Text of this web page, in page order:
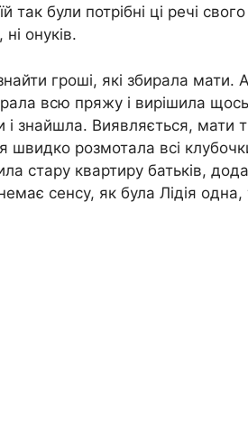
так були потрібні ці речі
ні онуків.
гроші, які збирала
всю пряжу і вирішила
і знайшла. Виявляється, мати
швидко розмотала всі
стару квартиру батьків,
сенсу, як була Лідія